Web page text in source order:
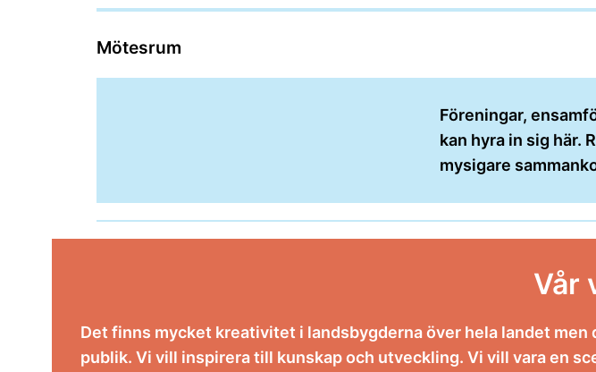
Mötesrum
Föreningar,
kan hyra in sig här.
mysigare
Vår
Det finns mycket kreativitet i landsbygderna över hela landet
publik. Vi vill inspirera till kunskap och utveckling. Vi vill vara en